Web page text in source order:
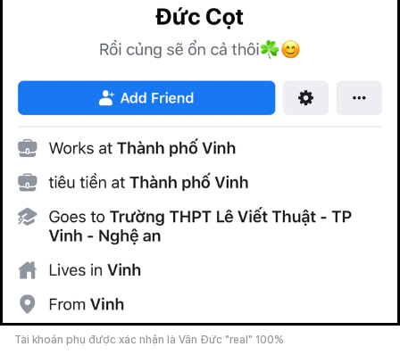
Tài khoản phụ được xác nhận là Văn Đức "real" 100%